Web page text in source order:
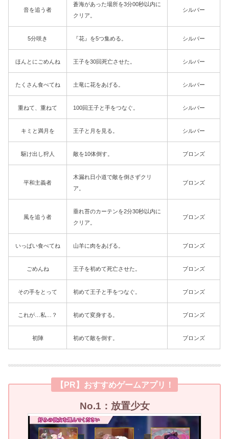
音を追う者
蒼海があった場所を3分00秒以内に
クリア。
シルバー
5分咲き 『花』を5つ集める。 シルバー
ほんとにごめんね 王子を30回死亡させた。 シルバー
たくさん食べてね 土竜に花をあげる。 シルバー
重ねて、重ねて 100回王子と手をつなぐ。 シルバー
キミと満月を 王子と月を見る。 シルバー
駆け出し狩人 敵を10体倒す。 ブロンズ
平和主義者
木漏れ日小道で敵を倒さずクリ
ア。
ブロンズ
風を追う者
垂れ苔のカーテンを2分30秒以内に
クリア。
ブロンズ
いっぱい食べてね 山羊に肉をあげる。 ブロンズ
ごめんね 王子を初めて死亡させた。 ブロンズ
その手をとって 初めて王子と手をつなぐ。 ブロンズ
これが…私…？ 初めて変身する。 ブロンズ
初陣 初めて敵を倒す。 ブロンズ
【PR】おすすめゲームアプリ！
No.1：放置少女